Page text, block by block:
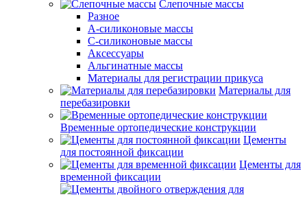
Слепочные массы
Разное
А-силиконовые массы
С-силиконовые массы
Аксессуары
Альгинатные массы
Материалы для регистрации прикуса
Материалы для
перебазировки
Временные ортопедические конструкции
Цементы
для постоянной фиксации
Цементы для
временной фиксации